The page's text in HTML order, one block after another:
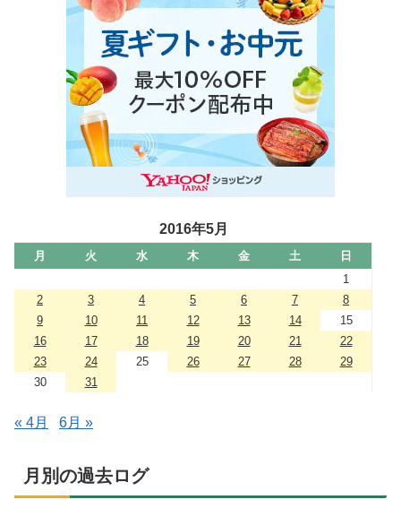
2016年5月
月 火 水 木 金 土
日
1
2
3 4 5 6 7
8
9
10 11 12 13 14
15
16
17 18 19 20 21
22
23
24 25 26 27 28
29
30
31
« 4月 6月 »
月別の過去ログ